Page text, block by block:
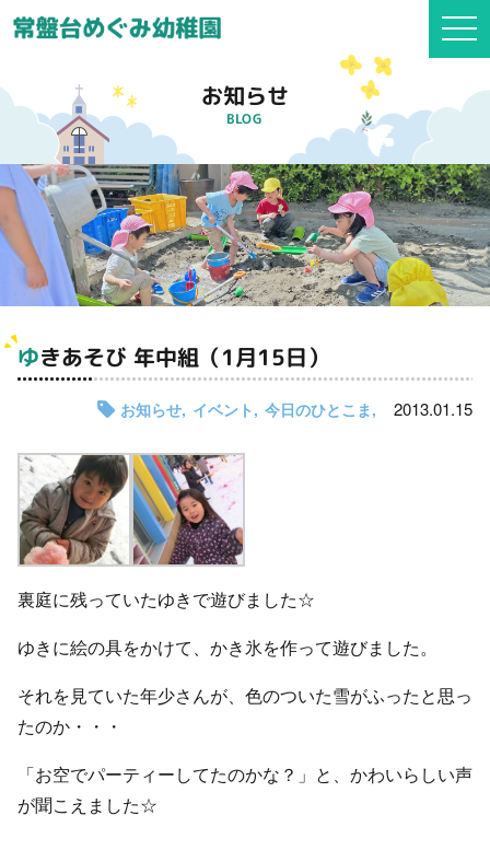
お知らせ
BLOG
ゆきあそび 年中組（1月15日）
お知らせ イベント 今日のひとこま 2013.01.15
裏庭に残っていたゆきで遊びました☆
ゆきに絵の具をかけて、かき氷を作って遊びました。
それを見ていた年少さんが、色のついた雪がふったと思っ
たのか・・・
「お空でパーティーしてたのかな？」と、かわいらしい声
が聞こえました☆